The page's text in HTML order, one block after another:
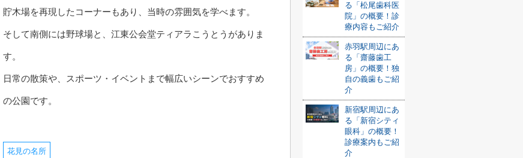
貯木場を再現したコーナーもあり、当時の雰囲気を学べます。
そして南側には野球場と、江東公会堂ティアラこうとうがありま
す。
日常の散策や、スポーツ・イベントまで幅広いシーンでおすすめ
の公園です。
花見の名所
る「松尾歯科医
院」の概要！診
療内容もご紹介
赤羽駅周辺にあ
る「齋藤歯工
房」の概要！独
自の義歯もご紹
介
新宿駅周辺にあ
る「新宿シティ
眼科」の概要！
診療案内もご紹
介